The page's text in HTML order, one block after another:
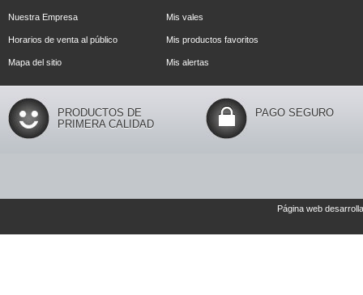
Nuestra Empresa
Horarios de venta al público
Mapa del sitio
Mis vales
Mis productos favoritos
Mis alertas
PRODUCTOS DE
PRIMERA CALIDAD
PAGO SEGURO
Página web